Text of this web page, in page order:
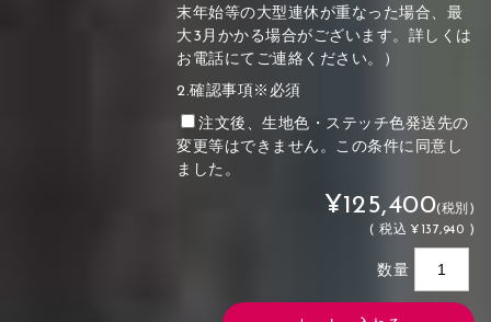
末年始等の大型連休が重なった場合、最
大3月かかる場合がございます。詳しくは
お電話にてご連絡ください。）
2.確認事項※必須
注文後、生地色・ステッチ色発送先の
変更等はできません。この条件に同意し
ました。
¥125,400(税別)
(税込 ¥137,940 )
数量